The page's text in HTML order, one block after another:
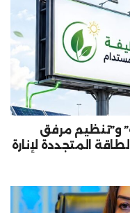
و”تنظيم مرفق
المتجددة لإنارة